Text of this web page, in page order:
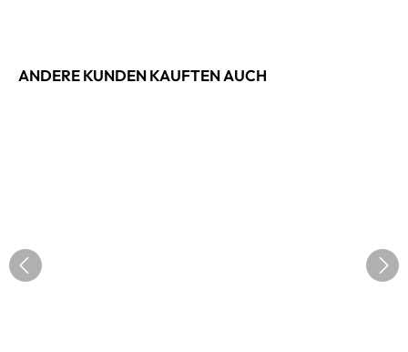
ANDERE KUNDEN KAUFTEN AUCH